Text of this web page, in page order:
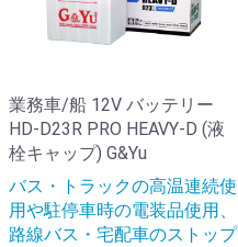
業務車/船 12V バッテリー
HD-D23R PRO HEAVY-D (液
栓キャップ) G&Yu
バス・トラックの高温連続使
用や駐停車時の電装品使用、
路線バス・宅配車のストップ